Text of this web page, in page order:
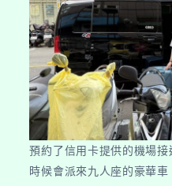
預約了信用卡提供的機場
時候會派來九人座的豪華車